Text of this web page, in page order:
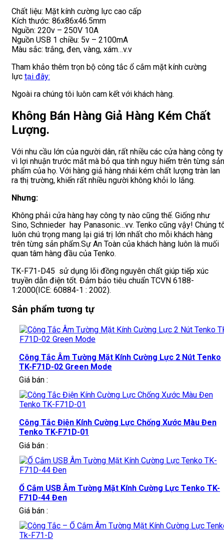
Chất liệu: Mặt kính cường lực cao cấp
Kích thước: 86x86x46.5mm
Nguồn: 220v – 250V 10A
Nguồn USB 1 chiều: 5v – 2100mA
Màu sắc: trắng, đen, vàng, xám…v.v
Tham khảo thêm trọn bộ công tắc ổ cắm mặt kính cường
lực tại đây:
Ngoài ra chúng tôi luôn cam kết với khách hàng.
Không Bán Hàng Giả Hàng Kém Chất
Lượng.
Với nhu cầu lớn của người dân, rất nhiều các cửa hàng công ty
vì lợi nhuận trước mắt mà bỏ qua tính nguy hiểm trên từng sản
phẩm của họ. Với hàng giả hàng nhái kém chất lượng tràn lan
ra thị trường, khiến rất nhiều người không khỏi lo lắng.
Nhưng:
Không phải cửa hàng hay công ty nào cũng thế. Giống như
Sino, Schnieder hay Panasonic…vv. Tenko cũng vậy! Chúng
luôn chú trọng mang lại giá trị lớn nhất cho mỗi khách hàng
trên từng sản phẩm.Sự An Toàn của khách hàng luôn là muối
quan tâm hàng đầu của Tenko.
TK-F71-D45 sử dụng lõi đồng nguyên chất giúp tiếp xúc
truyền dẫn điện tốt. Đảm bảo tiêu chuẩn TCVN 6188-
1:2000(ICE: 60884-1 : 2002).
Sản phẩm tương tự
Công Tắc Âm Tường Mặt Kính Cường Lực 2 Nút Tenko
TK-F71D-02 Green Mode
Giá bán :
Công Tắc Điện Kính Cường Lực Chống Xước Màu Đen
Tenko TK-F71D-01
Giá bán :
Ổ Cắm USB Âm Tường Mặt Kính Cường Lực Tenko TK-
F71D-44 Đen
Giá bán :